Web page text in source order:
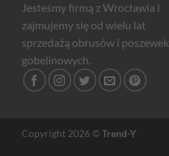
Jesteśmy firmą z Wrocławia i
zajmujemy się od wielu lat
sprzedażą obrusów i poszewek
gobelinowych.
Copyright 2026 ©Trend-Y